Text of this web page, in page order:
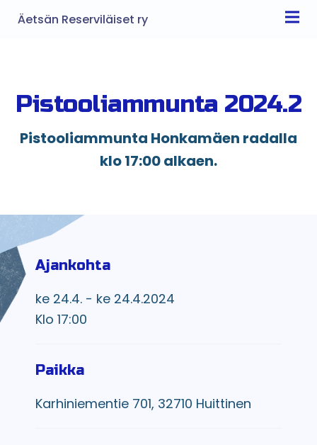
Äetsän Reserviläiset ry
Pistooliammunta 2024.2
Pistooliammunta Honkamäen radalla
klo 17:00 alkaen.
Ajankohta
ke 24.4. - ke 24.4.2024
Klo 17:00
Paikka
Karhiniementie 701, 32710 Huittinen